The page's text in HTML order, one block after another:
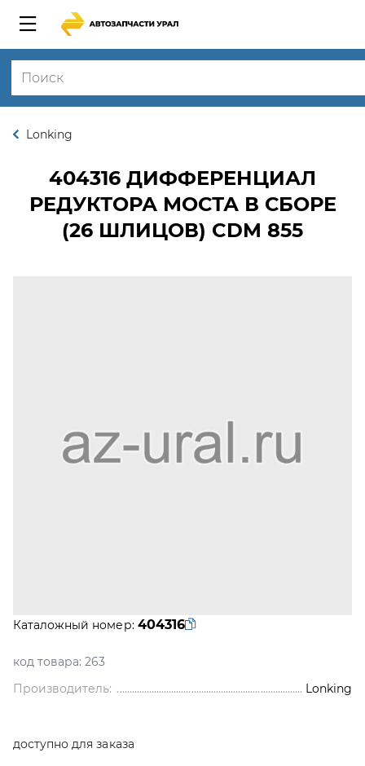
Lonking
404316 ДИФФЕРЕНЦИАЛ
РЕДУКТОРА МОСТА В СБОРЕ
(26 ШЛИЦОВ) CDM 855
Каталожный номер: 404316
код товара: 263
Производитель:
Lonking
доступно для заказа